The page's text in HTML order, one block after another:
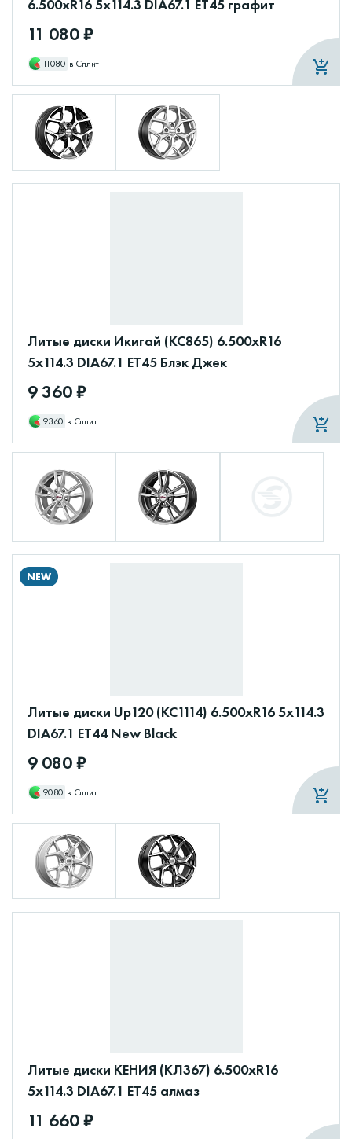
6.500xR16 5x114.3 DIA67.1 ET45 графит
11 080 ₽
11080 в Сплит
Литые диски Икигай (КС865) 6.500xR16
5x114.3 DIA67.1 ET45 Блэк Джек
9 360 ₽
9360 в Сплит
NEW
Литые диски Up120 (КС1114) 6.500xR16 5x114.3
DIA67.1 ET44 New Black
9 080 ₽
9080 в Сплит
Литые диски КЕНИЯ (КЛ367) 6.500xR16
5x114.3 DIA67.1 ET45 алмаз
11 660 ₽